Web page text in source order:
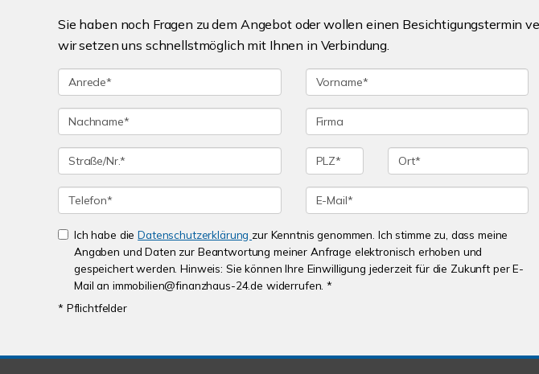
Sie haben noch Fragen zu dem Angebot oder wollen einen Besichtigungstermin
wir setzen uns schnellstmöglich mit Ihnen in Verbindung.
Ich habe dieDatenschutzerklärung zur Kenntnis genommen. Ich stimme zu, dass meine
Angaben und Daten zur Beantwortung meiner Anfrage elektronisch erhoben und
gespeichert werden. Hinweis: Sie können Ihre Einwilligung jederzeit für die Zukunft per E-
Mail an immobilien@finanzhaus-24.de widerrufen. *
* Pflichtfelder